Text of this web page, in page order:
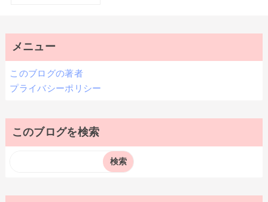
メニュー
このブログの著者
プライバシーポリシー
このブログを検索